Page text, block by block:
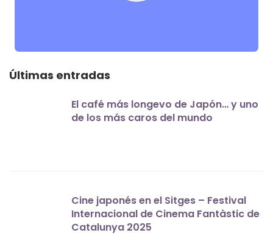
Últimas entradas
El café más longevo de Japón… y uno
de los más caros del mundo
Cine japonés en el Sitges – Festival
Internacional de Cinema Fantàstic de
Catalunya 2025